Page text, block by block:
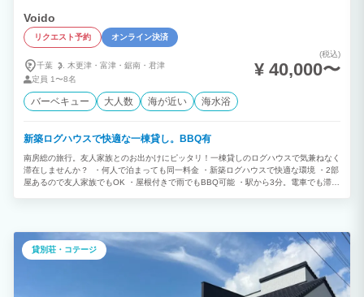
Voido
リクエスト予約 オンライン決済
千葉 木更津・ 富津・ 鋸南・ 君津
定員 1〜8名
(税込)
¥ 40,000〜
バーベキュー 大人数 海が近い 海水浴
新築ログハウスで快適な一棟貸し。BBQ有
南房総の旅行。友人家族とのお出かけにピッタリ！一棟貸しのログハウスで気兼ねなく
滞在しませんか？ ・何人で泊まっても同一料金 ・新築ログハウスで快適な環境 ・2部
屋あるので友人家族でもOK ・屋根付きで雨でもBBQ可能 ・駅から3分。電車でも滞在
貸別荘・コテージ